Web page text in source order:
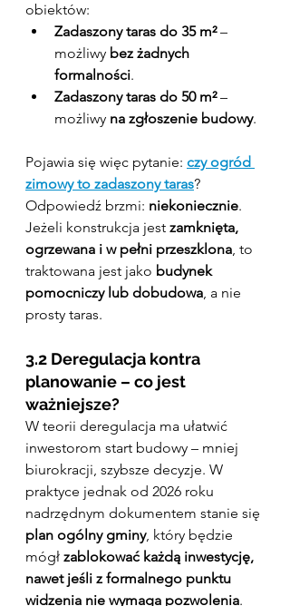
obiektów:
Zadaszony taras do 35 m² –
możliwy bez żadnych
formalności.
Zadaszony taras do 50 m² –
możliwy na zgłoszenie budowy.
Pojawia się więc pytanie: czy ogród
zimowy to zadaszony taras?
Odpowiedź brzmi: niekoniecznie.
Jeżeli konstrukcja jest zamknięta,
ogrzewana i w pełni przeszklona, to
traktowana jest jako budynek
pomocniczy lub dobudowa, a nie
prosty taras.
3.2 Deregulacja kontra
planowanie – co jest
ważniejsze?
W teorii deregulacja ma ułatwić
inwestorom start budowy – mniej
biurokracji, szybsze decyzje. W
praktyce jednak od 2026 roku
nadrzędnym dokumentem stanie się
plan ogólny gminy, który będzie
mógł zablokować każdą inwestycję,
nawet jeśli z formalnego punktu
widzenia nie wymaga pozwolenia.